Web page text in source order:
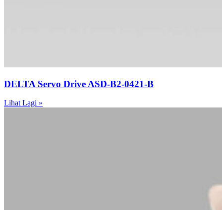
DELTA Servo Drive ASD-B2-0421-B
Lihat Lagi »